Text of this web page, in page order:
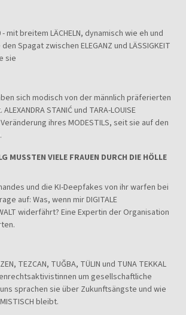
- mit breitem LÄCHELN, dynamisch wie eh und
Spagat zwischen ELEGANZ und LÄSSIGKEIT
sie
sich modisch von der männlich präferierten
STANIĆ und TARA-LOUISE
ihres MODESTILS, seit sie auf den
MUSSTEN VIELE FRAUEN DURCH DIE HÖLLE
und die KI-Deepfakes von ihr warfen bei
auf: Was, wenn mir DIGITALE
widerfährt? Eine Expertin der Organisation
TEZCAN, TUĞBA, TÜLIN und TUNA TEKKAL
um gesellschaftliche
sprachen sie über Zukunftsängste und wie
bleibt.